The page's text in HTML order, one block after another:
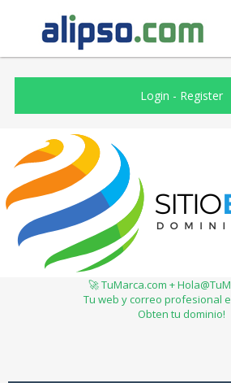
Login - Register
🚀 TuMarca.com +
Tu web y correo profesional
Obten tu dominio!